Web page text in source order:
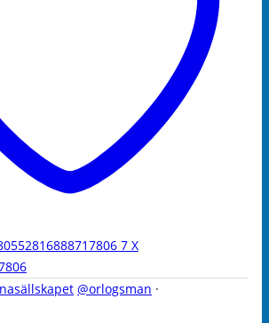
7 X
@orlogsman ·